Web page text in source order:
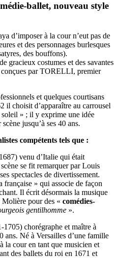
ballet, nouveau style
d’imposer à la cour n’eut pas de
et des personnages burlesques
des bouffons).
gracieux costumes et des savantes
conçues par TORELLI, premier
et quelques courtisans
il choisit d’apparaître au carrousel
» ; il y exprime une idée
jusqu’à ses 40 ans.
compétents tels que :
venu d’Italie qui était
se fit remarquer par Louis
spectacles de divertissement.
» qui associe de façon
Il écrit désormais la musique
Molière pour des « comédies-
gentilhomme ».
1705) chorégraphe et maître à
Né à Versailles d’une famille
la cour en tant que musicien et
des ballets du roi en 1671 et